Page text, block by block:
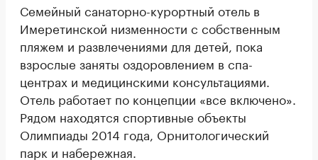
Семейный санаторно-курортный отель в
Имеретинской низменности с собственным
пляжем и развлечениями для детей, пока
взрослые заняты оздоровлением в спа-
центрах и медицинскими консультациями.
Отель работает по концепции «все включено».
Рядом находятся спортивные объекты
Олимпиады 2014 года, Орнитологический
парк и набережная.